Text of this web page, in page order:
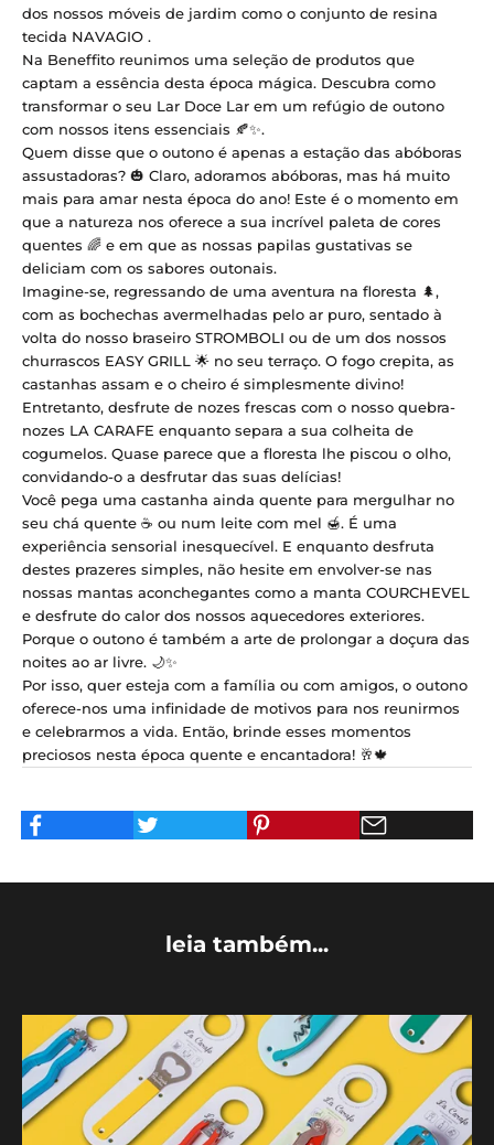
dos nossos móveis de jardim como o conjunto de resina
tecida NAVAGIO .
Na Beneffito reunimos uma seleção de produtos que
captam a essência desta época mágica. Descubra como
transformar o seu Lar Doce Lar em um refúgio de outono
com nossos itens essenciais 🍂✨.
Quem disse que o outono é apenas a estação das abóboras
assustadoras? 🎃 Claro, adoramos abóboras, mas há muito
mais para amar nesta época do ano! Este é o momento em
que a natureza nos oferece a sua incrível paleta de cores
quentes 🌈 e em que as nossas papilas gustativas se
deliciam com os sabores outonais.
Imagine-se, regressando de uma aventura na floresta 🌲,
com as bochechas avermelhadas pelo ar puro, sentado à
volta do nosso braseiro STROMBOLI ou de um dos nossos
churrascos EASY GRILL 🌟 no seu terraço. O fogo crepita, as
castanhas assam e o cheiro é simplesmente divino!
Entretanto, desfrute de nozes frescas com o nosso quebra-
nozes LA CARAFE enquanto separa a sua colheita de
cogumelos. Quase parece que a floresta lhe piscou o olho,
convidando-o a desfrutar das suas delícias!
Você pega uma castanha ainda quente para mergulhar no
seu chá quente ☕ ou num leite com mel 🍯. É uma
experiência sensorial inesquecível. E enquanto desfruta
destes prazeres simples, não hesite em envolver-se nas
nossas mantas aconchegantes como a manta COURCHEVEL
e desfrute do calor dos nossos aquecedores exteriores.
Porque o outono é também a arte de prolongar a doçura das
noites ao ar livre. 🌙✨
Por isso, quer esteja com a família ou com amigos, o outono
oferece-nos uma infinidade de motivos para nos reunirmos
e celebrarmos a vida. Então, brinde esses momentos
preciosos nesta época quente e encantadora! 🥂🍁
leia também...